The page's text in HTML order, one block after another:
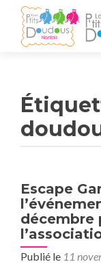
Escape
décembre
Publié le 11